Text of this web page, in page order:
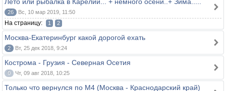
26 Вс, 10 мар 2019, 11:50
На страницу: 1 2
Москва-Екатеринбург какой дорогой ехать
2 Вт, 25 дек 2018, 9:24
Кострома - Грузия - Северная Осетия
0 Чт, 09 авг 2018, 10:25
Только что вернулся по М4 (Москва - Краснодарский край)